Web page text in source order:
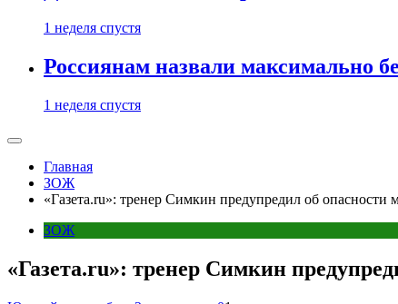
1 неделя спустя
Россиянам назвали максимально
1 неделя спустя
Главная
ЗОЖ
«Газета.ru»: тренер Симкин предупредил об опасности
ЗОЖ
«Газета.ru»: тренер Симкин